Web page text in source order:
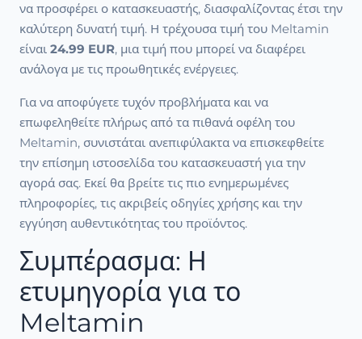
να προσφέρει ο κατασκευαστής, διασφαλίζοντας έτσι την
καλύτερη δυνατή τιμή. Η τρέχουσα τιμή του Meltamin
είναι 24.99 EUR, μια τιμή που μπορεί να διαφέρει
ανάλογα με τις προωθητικές ενέργειες.
Για να αποφύγετε τυχόν προβλήματα και να
επωφεληθείτε πλήρως από τα πιθανά οφέλη του
Meltamin, συνιστάται ανεπιφύλακτα να επισκεφθείτε
την επίσημη ιστοσελίδα του κατασκευαστή για την
αγορά σας. Εκεί θα βρείτε τις πιο ενημερωμένες
πληροφορίες, τις ακριβείς οδηγίες χρήσης και την
εγγύηση αυθεντικότητας του προϊόντος.
Συμπέρασμα: Η
ετυμηγορία για το
Meltamin